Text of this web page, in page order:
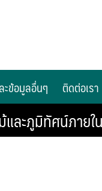
ข้อมูลอื่นๆ ติดต่อเรา
และภูมิทัศน์ภาย